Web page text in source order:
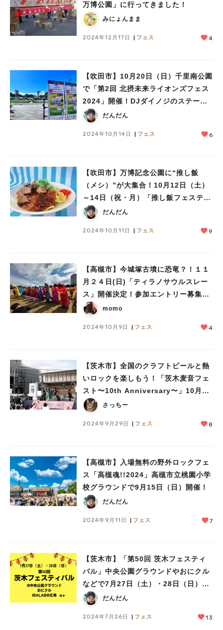
万博公園」に行ってきました！
みにょんまま
2024年12月17日 フェス 4
【吹田市】10月20日（日）千里南公園
で「第2回 北摂未来ライオンズフェス
2024」開催！DJダイノジのステージ
や北摂のマルシェもやって来る♪
だんだん
2024年10月14日 フェス 6
【吹田市】万博記念公園に“推し飯
（メシ）”が大集合！10月12日（土）
～14日（祝・月）「推し飯フェスティ
バル」開催
だんだん
2024年10月11日 フェス 9
【高槻市】今城塚古墳に恐竜？！１１
月２４日(日)「ティラノサウルスレー
ス」開催決定！参加エントリー募集中
ですよ！momo
2024年10月9日 フェス 4
【茨木市】全国のクラフトビールと熱
いロックを楽しもう！「茨木麦音フェ
スト〜10th Anniversary〜」10月5
日（土）・6日（日）中央公園グラウ
ンドで開催
さっちー
2024年9月29日 フェス 8
【高槻市】入場無料の野外ロックフェ
ス「高槻魂!!2024」高槻市立桃園小学
校グラウンドで9月15日（日）開催！
だんだん
2024年9月11日 フェス 7
【茨木市】「第50回 茨木フェスティ
バル」中央公園グラウンドやおにクル
などで7月27日（土）・28日（日）開
催！DJ KOOさんのライブステージも
だんだん
2024年7月26日 フェス 13